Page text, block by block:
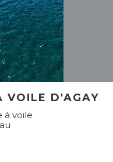
VOILE D'AGAY
à voile